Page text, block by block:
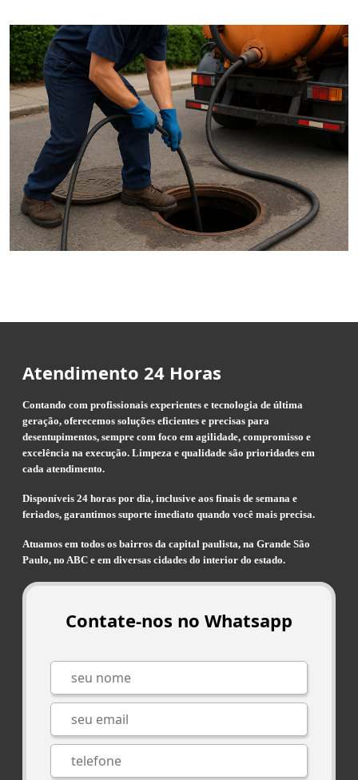
Atendimento 24 Horas
Contando com profissionais experientes e tecnologia de última
geração, oferecemos soluções eficientes e precisas para
desentupimentos, sempre com foco em agilidade, compromisso e
excelência na execução. Limpeza e qualidade são prioridades em
cada atendimento.
Disponíveis 24 horas por dia, inclusive aos finais de semana e
feriados, garantimos suporte imediato quando você mais precisa.
Atuamos em todos os bairros da capital paulista, na Grande São
Paulo, no ABC e em diversas cidades do interior do estado.
Contate-nos no Whatsapp